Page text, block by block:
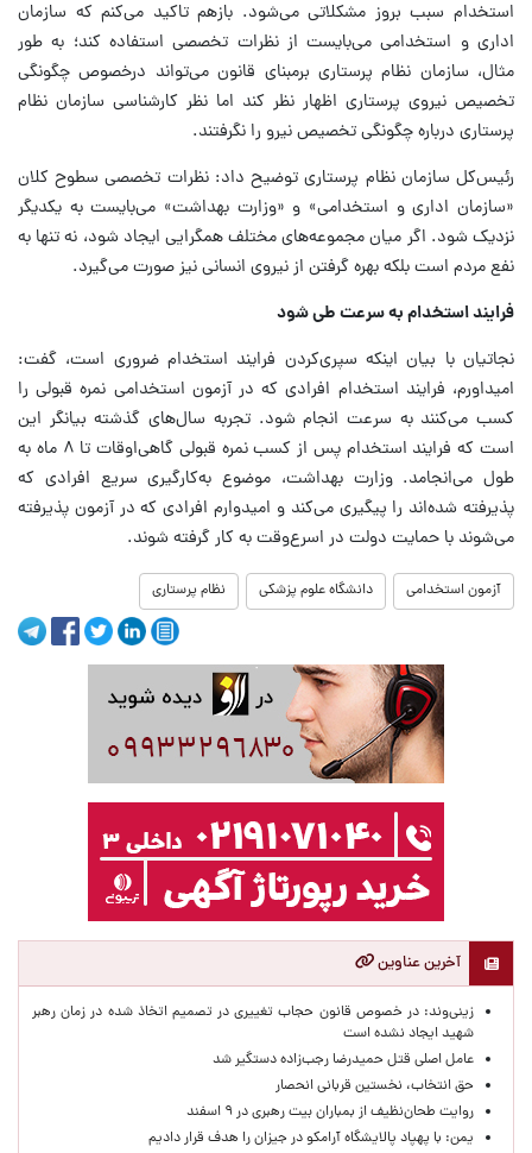
استخدام سبب بروز مشکلاتی می‌شود. بازهم تاکید می‌کنم که سازمان
اداری و استخدامی می‌بایست از نظرات تخصصی استفاده کند؛ به طور
مثال، سازمان نظام پرستاری برمبنای قانون می‌تواند درخصوص چگونگی
تخصیص نیروی پرستاری اظهار نظر کند اما نظر کارشناسی سازمان نظام
پرستاری درباره چگونگی تخصیص نیرو را نگرفتند.
رئیس‌کل سازمان نظام پرستاری توضیح داد: نظرات تخصصی سطوح کلان
«سازمان اداری و استخدامی» و «وزارت بهداشت» می‌بایست به یکدیگر
نزدیک شود. اگر میان مجموعه‌های مختلف همگرایی ایجاد شود، نه تنها به
نفع مردم است بلکه بهره‌ گرفتن از نیروی انسانی نیز صورت می‌گیرد.
فرایند استخدام به سرعت طی شود
نجاتیان با بیان اینکه سپری‌کردن فرایند استخدام ضروری است، گفت:
امیداورم، فرایند استخدام افرادی که در آزمون استخدامی نمره قبولی را
کسب می‌کنند به سرعت انجام شود. تجربه سال‌های گذشته بیانگر این
است که فرایند استخدام پس از کسب نمره قبولی گاهی‌اوقات تا ۸ ماه به
طول می‌انجامد. وزارت بهداشت، موضوع به‌کارگیری سریع افرادی که
پذیرفته شده‌اند را پیگیری می‌کند و امیدوارم افرادی که در آزمون پذیرفته
می‌شوند با حمایت دولت در اسرع‌وقت به کار گرفته شوند.
آزمون استخدامی دانشگاه علوم پزشکی نظام پرستاری
آخرین عناوین
زینی‌وند: در خصوص قانون حجاب تغییری در تصمیم اتخاذ شده در زمان رهبر
شهید ایجاد نشده است
عامل اصلی قتل حمیدرضا رجب‌زاده دستگیر شد
حق انتخاب، نخستین قربانی انحصار
روایت طحان‌نظیف از بمباران بیت رهبری در ۹ اسفند
یمن: با پهپاد پالایشگاه آرامکو در جیزان را هدف قرار دادیم